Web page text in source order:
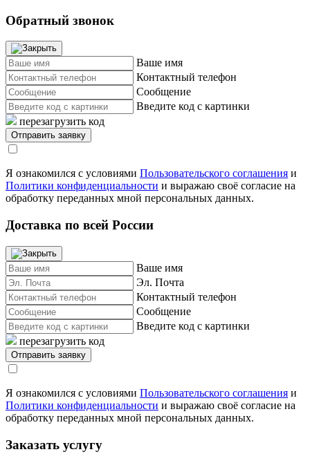
Обратный звонок
Ваше имя
Контактный телефон
Сообщение
Введите код с картинки
перезагрузить код
Я ознакомился с условиями Пользовательского соглашения и
Политики конфиденциальности и выражаю своё согласие на
обработку переданных мной персональных данных.
Доставка по всей России
Ваше имя
Эл. Почта
Контактный телефон
Сообщение
Введите код с картинки
перезагрузить код
Я ознакомился с условиями Пользовательского соглашения и
Политики конфиденциальности и выражаю своё согласие на
обработку переданных мной персональных данных.
Заказать услугу